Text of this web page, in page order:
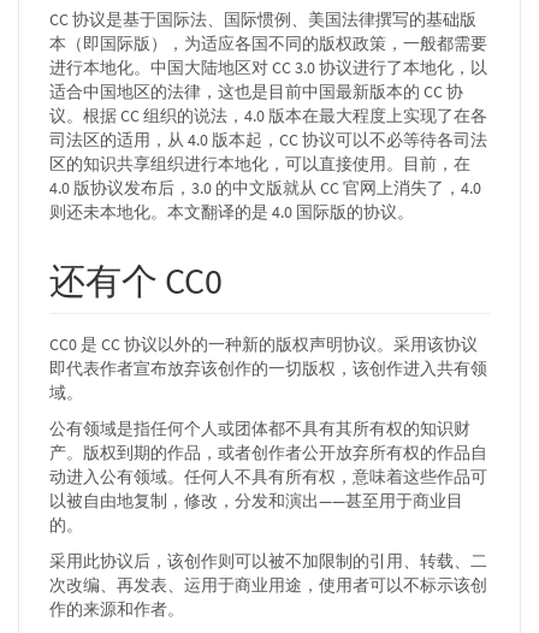
CC 协议是基于国际法、国际惯例、美国法律撰写的基础版
本（即国际版），为适应各国不同的版权政策，一般都需要
进行本地化。中国大陆地区对 CC 3.0 协议进行了本地化，以
适合中国地区的法律，这也是目前中国最新版本的 CC 协
议。根据 CC 组织的说法，4.0 版本在最大程度上实现了在各
司法区的适用，从 4.0 版本起，CC 协议可以不必等待各司法
区的知识共享组织进行本地化，可以直接使用。目前，在
4.0 版协议发布后，3.0 的中文版就从 CC 官网上消失了，4.0
则还未本地化。本文翻译的是 4.0 国际版的协议。
还有个 CC0
CC0 是 CC 协议以外的一种新的版权声明协议。采用该协议
即代表作者宣布放弃该创作的一切版权，该创作进入共有领
域。
公有领域是指任何个人或团体都不具有其所有权的知识财
产。版权到期的作品，或者创作者公开放弃所有权的作品自
动进入公有领域。任何人不具有所有权，意味着这些作品可
以被自由地复制，修改，分发和演出——甚至用于商业目
的。
采用此协议后，该创作则可以被不加限制的引用、转载、二
次改编、再发表、运用于商业用途，使用者可以不标示该创
作的来源和作者。